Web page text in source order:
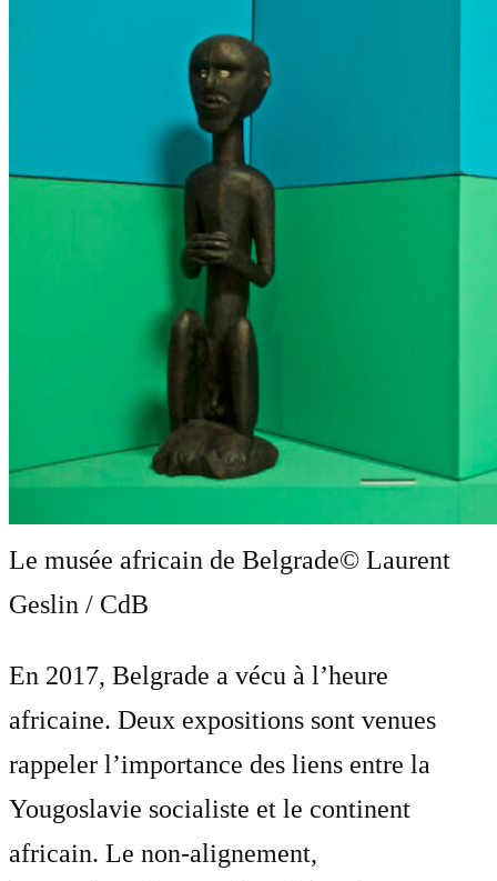
Le musée africain de Belgrade© Laurent
Geslin / CdB
En 2017, Belgrade a vécu à l’heure
africaine. Deux expositions sont venues
rappeler l’importance des liens entre la
Yougoslavie socialiste et le continent
africain. Le non-alignement,